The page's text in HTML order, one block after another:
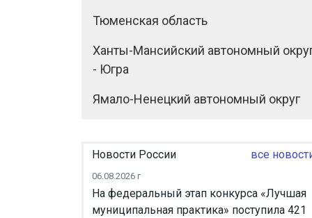
Тюменская область
Ханты-Мансийский автономный
- Югра
Ямало-Ненецкий автономный округ
Новости России все
06.08.2026 г
На федеральный этап конкурса «Лучшая
муниципальная практика» поступила 421